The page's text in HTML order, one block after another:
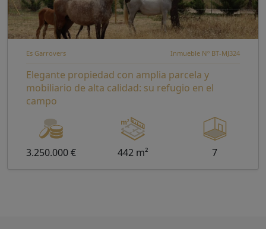
Es Garrovers Inmueble Nº BT-MJ324
Elegante propiedad con amplia parcela y
mobiliario de alta calidad: su refugio en el
campo
3.250.000 € 442 m² 7